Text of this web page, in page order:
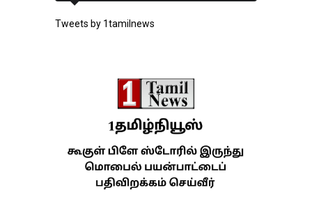
Tweets by 1tamilnews